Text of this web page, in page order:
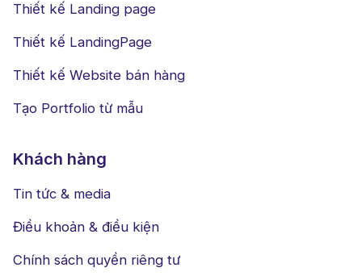
Thiết kế Landing page
Thiết kế LandingPage
Thiết kế Website bán hàng
Tạo Portfolio từ mẫu
Khách hàng
Tin tức & media
Điều khoản & điều kiện
Chính sách quyền riêng tư